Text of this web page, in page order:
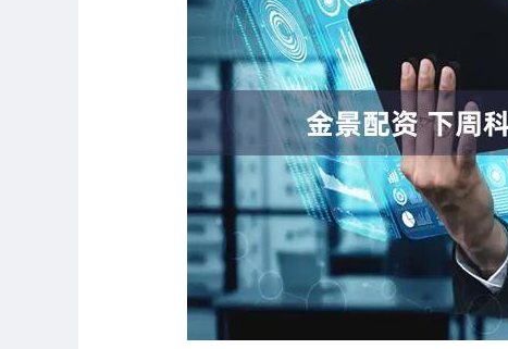
深证成指 14311.01 200.89 1.42%